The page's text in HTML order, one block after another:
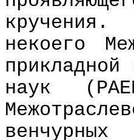
некоего
наук